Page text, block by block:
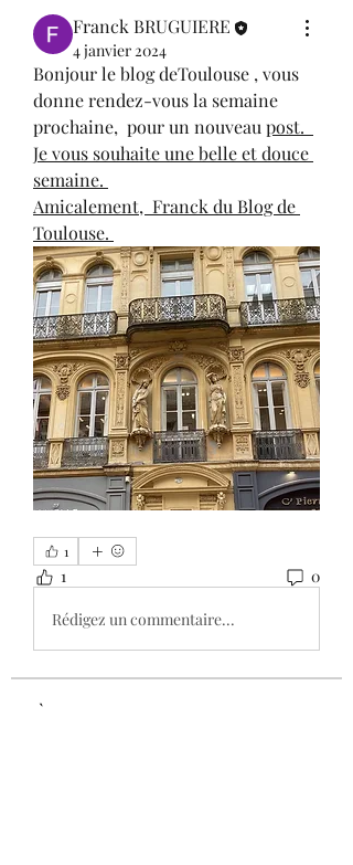
Franck BRUGUIERE
4 janvier 2024
Bonjour le blog deToulouse , vous
donne rendez-vous la semaine
prochaine,  pour un nouveau post.
Je vous souhaite une belle et douce
semaine.
Amicalement,  Franck du Blog de
Toulouse.
1
1 0
Rédigez un commentaire...